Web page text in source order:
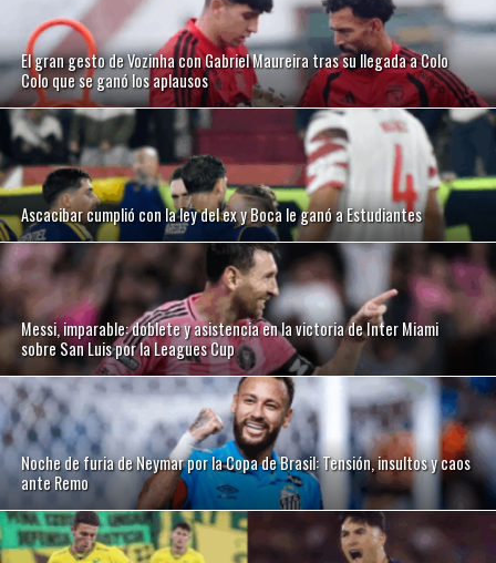
El gran gesto de Vozinha con Gabriel Maureira tras su llegada a Colo
Colo que se ganó los aplausos
Ascacibar cumplió con la ley del ex y Boca le ganó a Estudiantes
Messi, imparable: doblete y asistencia en la victoria de Inter Miami
sobre San Luis por la Leagues Cup
Noche de furia de Neymar por la Copa de Brasil: Tensión, insultos y caos
ante Remo